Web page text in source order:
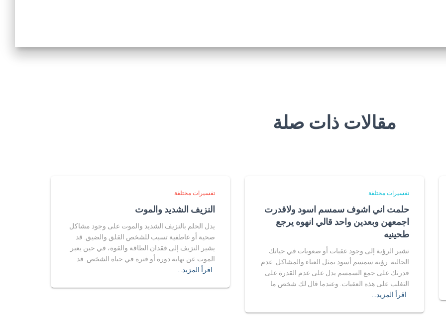
مقالات ذات صلة
تفسيرات مختلفة
حلمت اني اشوف سمسم اسود ولاقدرت
اجمعهن وبعدين واحد قالي انهوه يرجع
طحينيه
تشير الرؤية إلى وجود عقبات أو صعوبات في حياتك
الحالية. رؤية سمسم أسود يمثل العناء والمشاكل. عدم
قدرتك على جمع السمسم يدل على عدم القدرة على
التغلب على هذه العقبات. وعندما قال لك شخص ما
اقرأ المزيد…
تفسيرات مختلفة
النزيف الشديد والموت
يدل الحلم بالنزيف الشديد والموت على وجود مشاكل
صحية أو عاطفية تسبب للشخص القلق والضيق. قد
يشير النزيف إلى فقدان الطاقة والقوة، في حين يعبر
الموت عن نهاية دورة أو فترة في حياة الشخص. قد
اقرأ المزيد…